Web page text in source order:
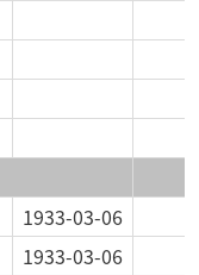
1933-03-06
1933-03-06